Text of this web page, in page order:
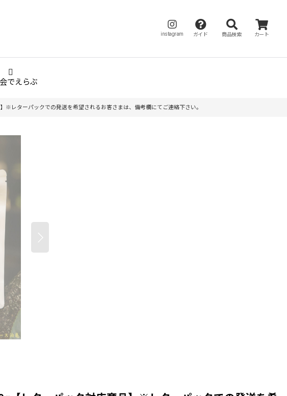
instagram ガイド 商品検索 カート
でえらぶ
※レターパックでの発送を希望されるお客さまは、備考欄にてご連絡下さい。